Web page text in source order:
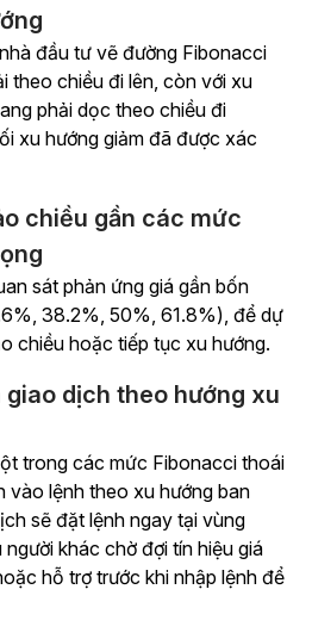
đầu tư vẽ đường Fibonacci
theo chiều đi lên, còn với xu
phải dọc theo chiều đi
xu hướng giảm đã được xác
chiều gần các mức
sát phản ứng giá gần bốn
38.2%, 50%, 61.8%), để dự
chiều hoặc tiếp tục xu hướng.
dịch theo hướng xu
trong các mức Fibonacci thoái
vào lệnh theo xu hướng ban
sẽ đặt lệnh ngay tại vùng
khác chờ đợi tín hiệu giá
hỗ trợ trước khi nhập lệnh để